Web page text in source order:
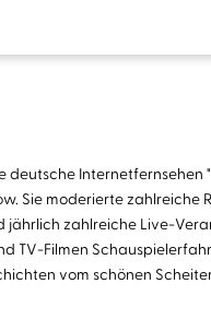
Internetfernsehen
Sie moderierte zahlreiche
zahlreiche Live-
TV-Filmen
vom schönen